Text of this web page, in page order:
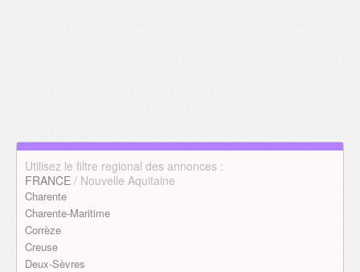
Utilisez le filtre regional des annonces :
FRANCE / Nouvelle Aquitaine
Charente
Charente-Maritime
Corrèze
Creuse
Deux-Sèvres